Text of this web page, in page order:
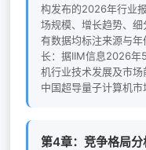
构发布的2026年行业
场规模、增长趋势、
有数据均标注来源与
长：据IIM信息2026年
机行业技术发展及市
中国超导量子计算机
第4章：竞争格局分